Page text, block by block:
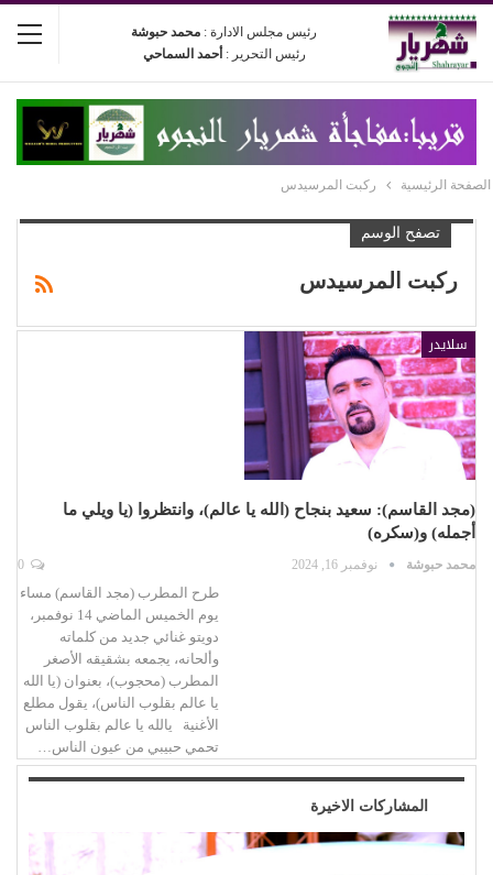
رئيس مجلس الادارة : محمد حبوشة
رئيس التحرير : أحمد السماحي
الصفحة الرئيسية ركبت المرسيدس
تصفح الوسم
ركبت المرسيدس
سلايدر
(مجد القاسم): سعيد بنجاح (الله يا عالم)، وانتظروا (يا ويلي ما
أجمله) و(سكره)
محمد حبوشة نوفمبر 16, 2024
طرح المطرب (مجد القاسم) مساء
يوم الخميس الماضي 14 نوفمبر،
دويتو غنائي جديد من كلماته
وألحانه، يجمعه بشقيقه الأصغر
المطرب (محجوب)، بعنوان (يا الله
يا عالم بقلوب الناس)، يقول مطلع
الأغنية يالله يا عالم بقلوب الناس
تحمي حبيبي من عيون الناس…
المشاركات الاخيرة